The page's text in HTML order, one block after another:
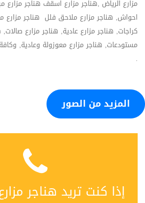
مزارع الرياض ,هناجر مزارع اسقف هناجر مزارع
احواش, هناجر مزارع ملاحق فلل هناجر مزارع
كراجات, هناجر مزارع عادية, هناجر مزارع صالات,
مستودعات, هناجر مزارع معوزولة وعادية,
.
المزيد من الصور
إذا كنت تريد هناجر